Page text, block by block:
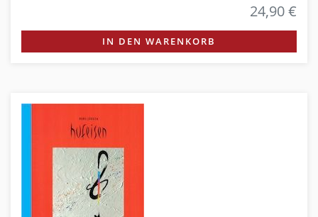
24,90 €
IN DEN WARENKORB